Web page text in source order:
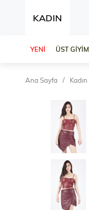
KADIN
YENİ ÜST GİYİM
Ana Sayfa Kadın